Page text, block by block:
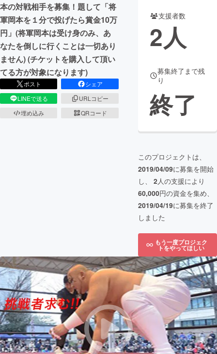
CAMPFIRE for Social Good
CAMPFIRE Creation
CAMPFIREふるさと納税
コミュニティ
本の対戦相手を募集！題して「将
軍岡本を１分で投げたら賞金10万
円」(将軍岡本は受け身のみ、あ
なたを倒しに行くことは一切あり
ません) (チケットを購入して頂い
てる方が対象になります)
ポスト
シェア
LINEで送る
URLコピー
埋め込み
QRコード
支援者数
2人
募集終了まで残
り
終了
このプロジェクトは、
2019/04/09に募集を開始
し、 2人の支援により
60,000円の資金を集め、
2019/04/19に募集を終了
しました
もう一度プロジェク
トをやってほしい